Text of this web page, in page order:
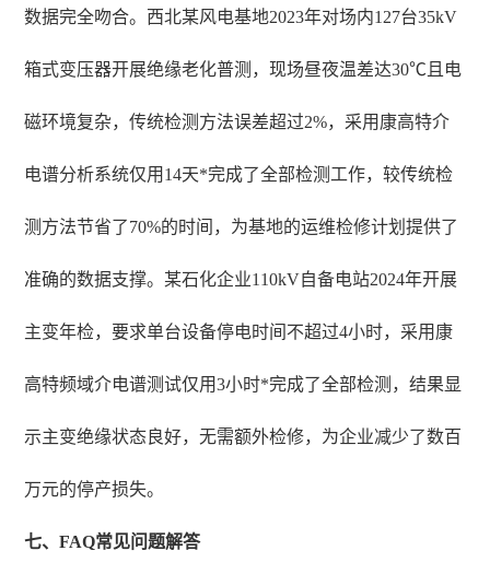
数据完全吻合。西北某风电基地2023年对场内127台35kV
箱式变压器开展绝缘老化普测，现场昼夜温差达30℃且电
磁环境复杂，传统检测方法误差超过2%，采用康高特介
电谱分析系统仅用14天*完成了全部检测工作，较传统检
测方法节省了70%的时间，为基地的运维检修计划提供了
准确的数据支撑。某石化企业110kV自备电站2024年开展
主变年检，要求单台设备停电时间不超过4小时，采用康
高特频域介电谱测试仅用3小时*完成了全部检测，结果显
示主变绝缘状态良好，无需额外检修，为企业减少了数百
万元的停产损失。
七、FAQ常见问题解答